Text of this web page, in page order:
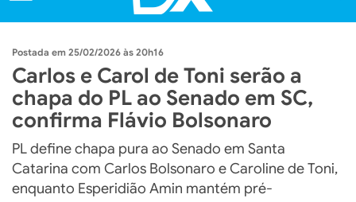
25/02/2026 às 20h16
Carlos e Carol de Toni serão a
chapa do PL ao Senado em SC,
confirma Flávio Bolsonaro
PL define chapa pura ao Senado em Santa
Catarina com Carlos Bolsonaro e Caroline de Toni,
enquanto Esperidião Amin mantém pré-